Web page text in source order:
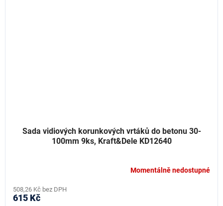
Sada vidiových korunkových vrtáků do betonu 30-
100mm 9ks, Kraft&Dele KD12640
Momentálně nedostupné
508,26 Kč bez DPH
615 Kč